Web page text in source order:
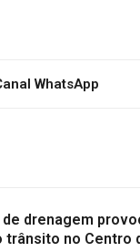
WhatsApp
de drenagem
trânsito no Centro